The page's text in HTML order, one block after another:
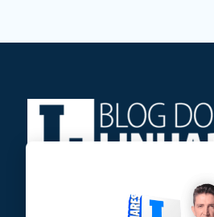
Jose Linhares Jr é